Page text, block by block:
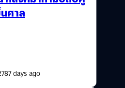
ศาล
days ago